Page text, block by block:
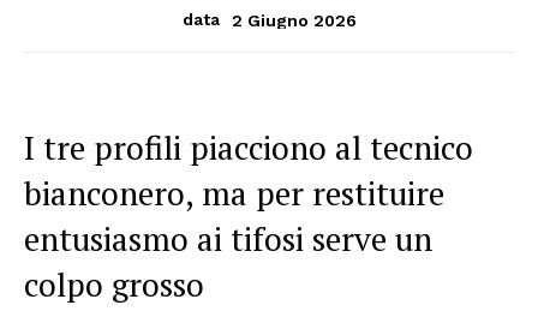
data
2 Giugno 2026
I tre profili piacciono al tecnico
bianconero, ma per restituire
entusiasmo ai tifosi serve un
colpo grosso